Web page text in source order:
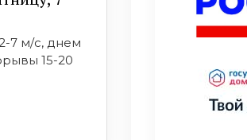
7 м/с, днем
15-20